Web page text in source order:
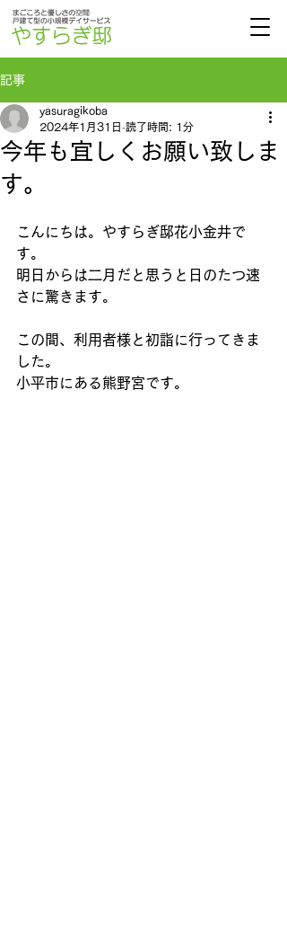
記事
今年も宜しくお願い致しま
す。
yasuragikoba
2024年1月31日 読了時間: 1分
こんにちは。やすらぎ邸花小金井で
す。
明日からは二月だと思うと日のたつ速
さに驚きます。
この間、利用者様と初詣に行ってきま
した。
小平市にある熊野宮です。